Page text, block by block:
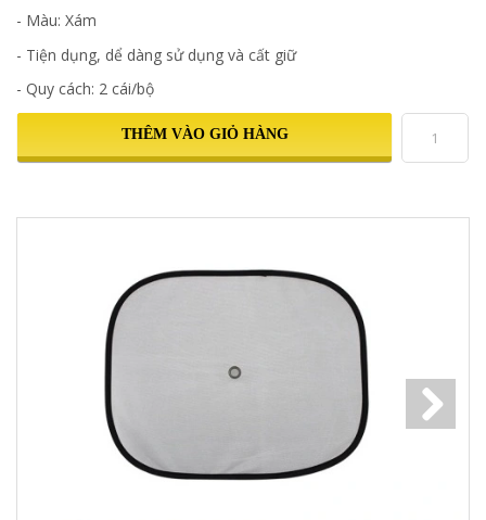
- Màu: Xám
- Tiện dụng, dể dàng sử dụng và cất giữ
- Quy cách: 2 cái/bộ
THÊM VÀO GIỎ HÀNG